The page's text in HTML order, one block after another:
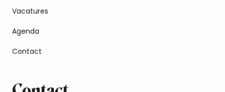
Vacatures
Agenda
Contact